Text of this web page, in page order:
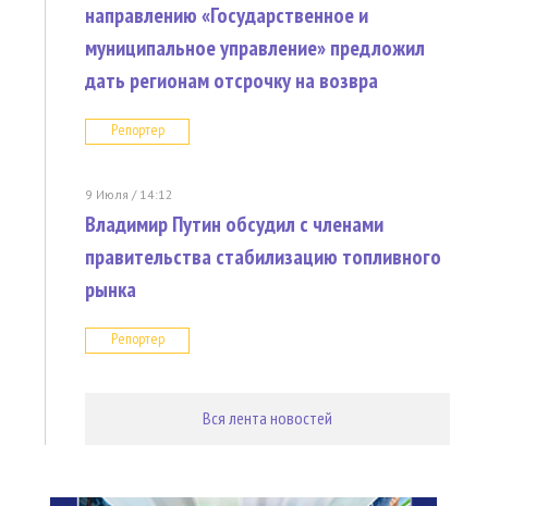
направлению «Государственное и
муниципальное управление» предложил
дать регионам отсрочку на возвра
Репортер
9 Июля / 14:12
Владимир Путин обсудил с членами
правительства стабилизацию топливного
рынка
Репортер
Вся лента новостей